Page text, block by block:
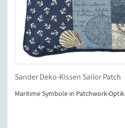
Sander Deko-Kissen Sailor Patch
Maritime Symbole in Patchwork-Optik